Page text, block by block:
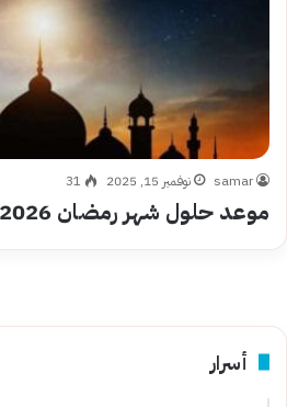
samar نوفمبر 15, 2025 31
موعد حلول شهر رمضان 2026.. قريباً
أسرار